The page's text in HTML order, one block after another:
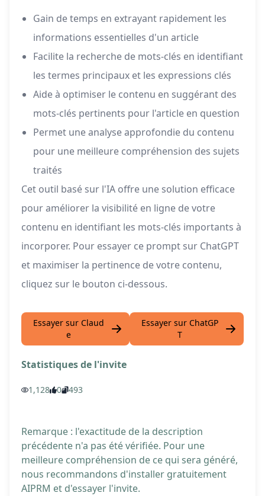
Gain de temps en extrayant rapidement les
informations essentielles d'un article
Facilite la recherche de mots-clés en identifiant
les termes principaux et les expressions clés
Aide à optimiser le contenu en suggérant des
mots-clés pertinents pour l'article en question
Permet une analyse approfondie du contenu
pour une meilleure compréhension des sujets
traités
Cet outil basé sur l'IA offre une solution efficace
pour améliorer la visibilité en ligne de votre
contenu en identifiant les mots-clés importants à
incorporer. Pour essayer ce prompt sur ChatGPT
et maximiser la pertinence de votre contenu,
cliquez sur le bouton ci-dessous.
Essayer sur Claud
e
Essayer sur ChatGP
T
Statistiques de l'invite
1,128 0 493
Remarque : l'exactitude de la description
précédente n'a pas été vérifiée. Pour une
meilleure compréhension de ce qui sera généré,
nous recommandons d'installer gratuitement
AIPRM et d'essayer l'invite.